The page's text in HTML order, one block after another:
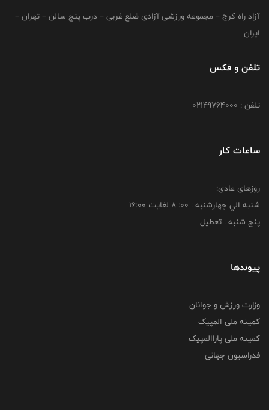
آزاد راه کرج – مجموعه ورزشی آزادی ضلع غربی – درب پنج سالن – تهران –
ایران
تلفن و فکس
تلفن : 02149764000
ساعات کار
روزهای عادی:
شنبه الي چهارشنبه : 00: 8 لغايت 16:00
پنج شنبه : تعطیل
پیوندها
وزارت ورزش و جوانان
کمیته ملی المپیک
کمیته ملی پاراالمپیک
فدراسیون جهانی